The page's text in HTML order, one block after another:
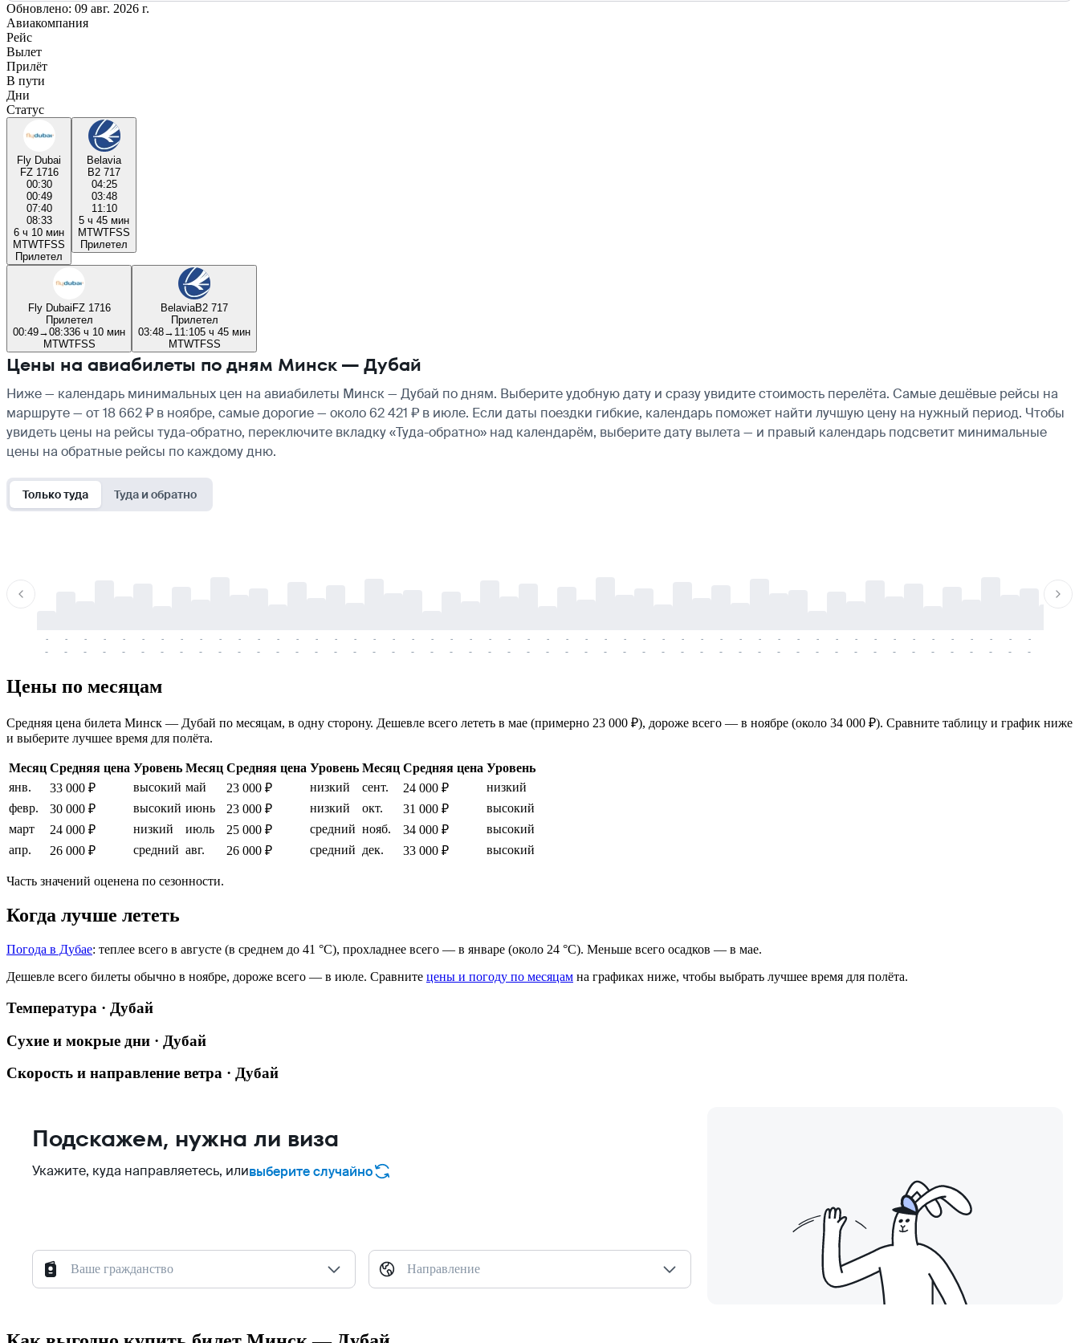
Обновлено: 09 авг. 2026 г.
Авиакомпания
Рейс
Вылет
Прилёт
В пути
Дни
Статус
Fly Dubai
FZ 1716
00:30
00:49
07:40
08:33
6 ч 10 мин
MTWTFSS
Прилетел
Belavia
B2 717
04:25
03:48
11:10
5 ч 45 мин
MTWTFSS
Прилетел
Fly DubaiFZ 1716
Прилетел
00:49→08:336 ч 10 мин
MTWTFSS
BelaviaB2 717
Прилетел
03:48→ 11:105 ч 45 мин
MTWTFSS
Цены на авиабилеты по дням Минск — Дубай
Ниже — календарь минимальных цен на авиабилеты Минск — Дубай по дням. Выберите удобную дату и сразу увидите стоимость перелёта. Самые дешёвые рейсы на
маршруте — от 18 662 ₽ в ноябре, самые дорогие — около 62 421 ₽ в июле. Если даты поездки гибкие, календарь поможет найти лучшую цену на нужный период. Чтобы
увидеть цены на рейсы туда-обратно, переключите вкладку «Туда-обратно» над календарём, выберите дату вылета — и правый календарь подсветит минимальные
цены на обратные рейсы по каждому дню.
Только туда Туда и обратно
-
-
-
-
-
-
-
-
-
-
-
-
-
-
-
-
-
-
-
-
-
-
-
-
-
-
-
-
-
-
-
-
-
-
-
-
-
-
-
-
-
-
-
-
-
-
-
-
-
-
-
-
-
-
-
-
-
-
-
-
-
-
-
-
-
-
-
-
-
-
-
-
-
-
-
-
-
-
-
-
-
-
-
-
-
-
-
-
-
-
-
-
-
-
-
-
-
-
-
-
-
-
-
-
Цены по месяцам
Средняя цена билета Минск — Дубай по месяцам, в одну сторону. Дешевле всего лететь в мае (примерно 23 000 ₽), дороже всего — в ноябре (около 34 000 ₽). Сравните таблицу и график ниже
и выберите лучшее время для полёта.
Месяц Средняя цена Уровень Месяц Средняя цена Уровень Месяц Средняя цена Уровень
янв.
33 000 ₽ высокий май 23 000 ₽ низкий сент. 24 000 ₽
низкий
февр.
30 000 ₽ высокий июнь 23 000 ₽ низкий окт. 31 000 ₽
высокий
март
24 000 ₽ низкий июль 25 000 ₽ средний нояб. 34 000 ₽
высокий
апр.
26 000 ₽ средний авг. 26 000 ₽ средний дек. 33 000 ₽ высокий
Часть значений оценена по сезонности.
Когда лучше лететь
Погода в Дубае: теплее всего в августе (в среднем до 41 °C), прохладнее всего — в январе (около 24 °C). Меньше всего осадков — в мае.
Дешевле всего билеты обычно в ноябре, дороже всего — в июле. Сравните цены и погоду по месяцам на графиках ниже, чтобы выбрать лучшее время для полёта.
Температура · Дубай
Сухие и мокрые дни · Дубай
Скорость и направление ветра · Дубай
Подскажем, нужна ли виза
Укажите, куда направляетесь, иливыберите случайно
Ваше гражданство Направление